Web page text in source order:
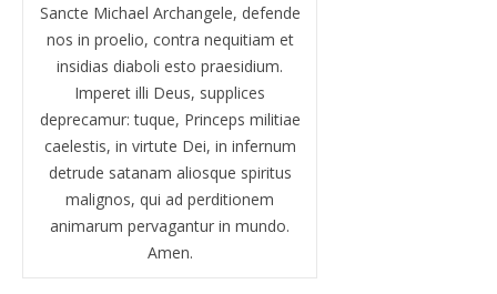
Sancte Michael Archangele, defende
nos in proelio, contra nequitiam et
insidias diaboli esto praesidium.
Imperet illi Deus, supplices
deprecamur: tuque, Princeps militiae
caelestis, in virtute Dei, in infernum
detrude satanam aliosque spiritus
malignos, qui ad perditionem
animarum pervagantur in mundo.
Amen.